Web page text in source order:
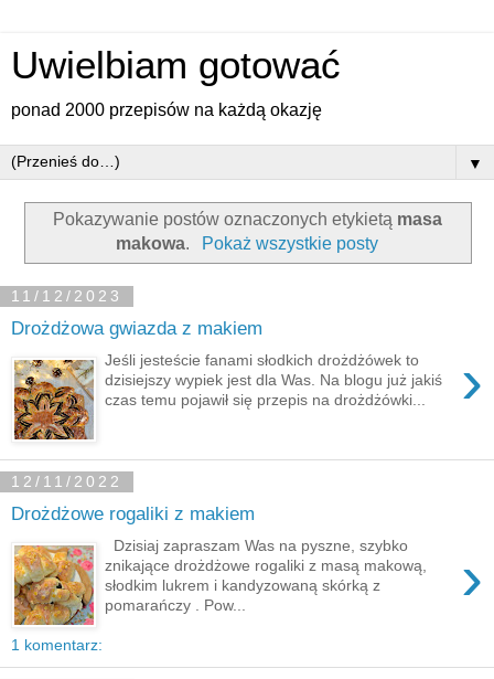
Uwielbiam gotować
ponad 2000 przepisów na każdą okazję
▼
Pokazywanie postów oznaczonych etykietą masa
makowa. Pokaż wszystkie posty
11/12/2023
Drożdżowa gwiazda z makiem
›
Jeśli jesteście fanami słodkich drożdżówek to
dzisiejszy wypiek jest dla Was. Na blogu już jakiś
czas temu pojawił się przepis na drożdżówki...
12/11/2022
Drożdżowe rogaliki z makiem
›
Dzisiaj zapraszam Was na pyszne, szybko
znikające drożdżowe rogaliki z masą makową,
słodkim lukrem i kandyzowaną skórką z
pomarańczy . Pow...
1 komentarz: